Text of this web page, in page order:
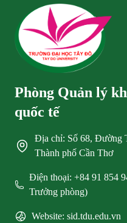
Phòng Quản lý
quốc tế
Địa chỉ: Số 68, Đường
Thành phố Cần Thơ
Điện thoại: +84 91 854
Trưởng phòng)
Website: sid.tdu.edu.vn